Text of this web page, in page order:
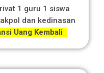
1 guru 1 siswa
dan kedinasan
Uang Kembali